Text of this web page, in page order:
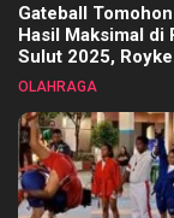
Gateball
Hasil Maksimal di
Sulut 2025, Royke
Tangkawarouw
OLAHRAGA